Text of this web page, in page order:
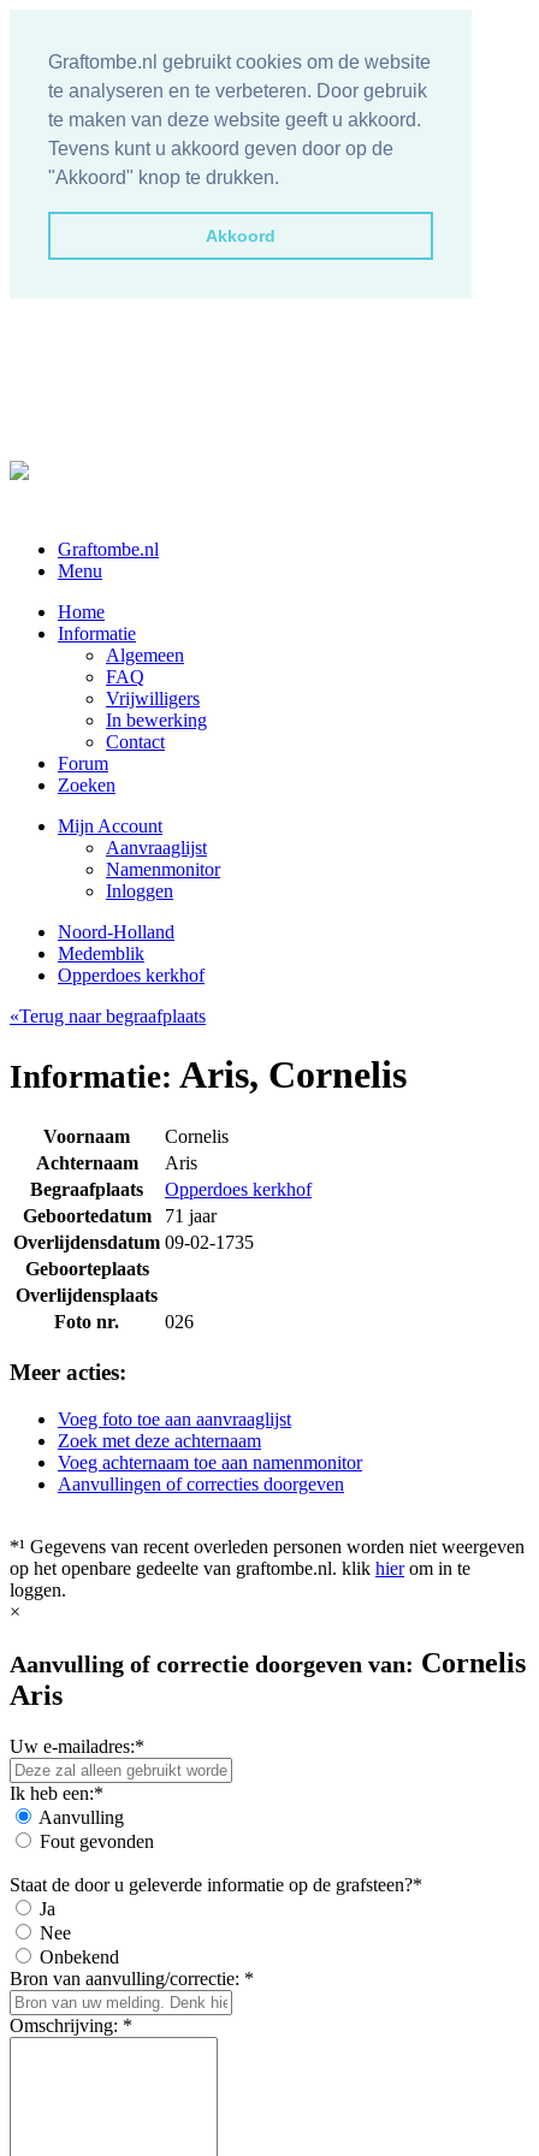
Graftombe.nl gebruikt cookies om de website
te analyseren en te verbeteren. Door gebruik
te maken van deze website geeft u akkoord.
Tevens kunt u akkoord geven door op de
"Akkoord" knop te drukken.
Akkoord
Graftombe.nl
Menu
Home
Informatie
Algemeen
FAQ
Vrijwilligers
In bewerking
Contact
Forum
Zoeken
Mijn Account
Aanvraaglijst
Namenmonitor
Inloggen
Noord-Holland
Medemblik
Opperdoes kerkhof
«Terug naar begraafplaats
Informatie: Aris, Cornelis
Voornaam
Cornelis
Achternaam
Aris
Begraafplaats
Opperdoes kerkhof
Geboortedatum
71 jaar
Overlijdensdatum 09-02-1735
Geboorteplaats
Overlijdensplaats
Foto nr.
026
Meer acties:
Voeg foto toe aan aanvraaglijst
Zoek met deze achternaam
Voeg achternaam toe aan namenmonitor
Aanvullingen of correcties doorgeven
*¹ Gegevens van recent overleden personen worden niet weergeven
op het openbare gedeelte van graftombe.nl. klik hierom in te
loggen.
×
Aanvulling of correctie doorgeven van: Cornelis
Aris
Uw e-mailadres:*
Ik heb een:*
Aanvulling
Fout gevonden
Staat de door u geleverde informatie op de grafsteen?*
Ja
Nee
Onbekend
Bron van aanvulling/correctie: *
Omschrijving: *